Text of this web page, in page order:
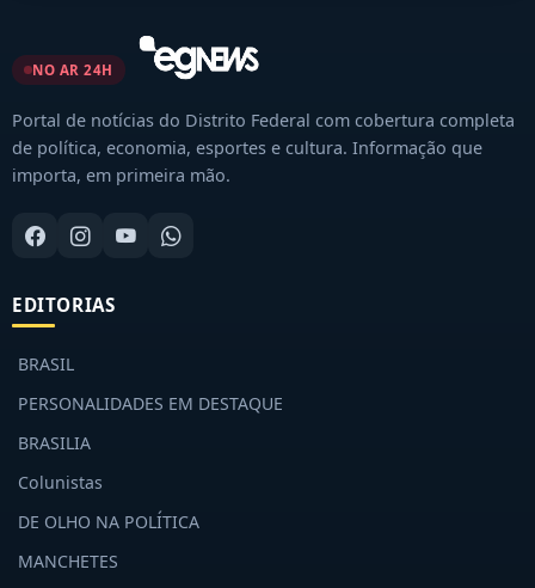
NO AR 24H
Portal de notícias do Distrito Federal com cobertura completa
de política, economia, esportes e cultura. Informação que
importa, em primeira mão.
EDITORIAS
BRASIL
PERSONALIDADES EM DESTAQUE
BRASILIA
Colunistas
DE OLHO NA POLÍTICA
MANCHETES